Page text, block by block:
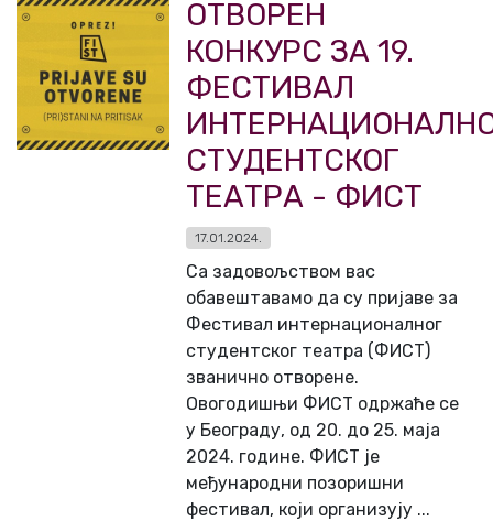
ОТВОРЕН
КОНКУРС ЗА 19.
ФЕСТИВАЛ
СТУДЕНТСКОГ
ТЕАТРА - ФИСТ
17.01.2024.
Са задовољством вас
обавештавамо да су пријаве за
Фестивал интернационалног
студентског театра (ФИСТ)
званично отворене.
Овогодишњи ФИСТ одржаће се
у Београду, од 20. до 25. маја
2024. године. ФИСТ је
међународни позоришни
фестивал, који организују ...